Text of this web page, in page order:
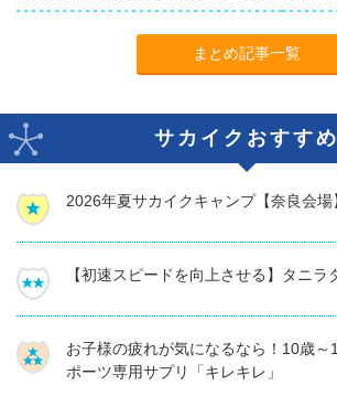
まとめ記事一覧
サカイクおすすめ
2026年夏サカイクキャンプ【奈良会場
【初速スピードを向上させる】タニラ
お子様の疲れが気になるなら！10歳～
ポーツ専用サプリ「キレキレ」